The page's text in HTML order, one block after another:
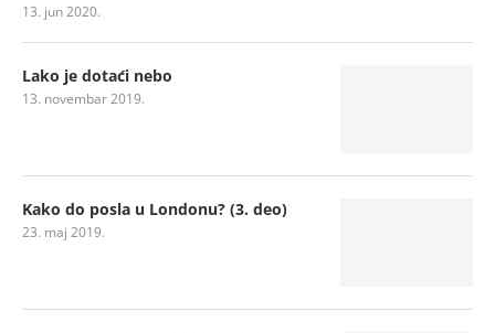
13. jun 2020.
Lako je dotaći nebo
13. novembar 2019.
Kako do posla u Londonu? (3. deo)
23. maj 2019.